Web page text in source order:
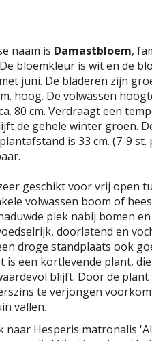
naam is Damastbloem,
bloemkleur is wit en de
juni. De bladeren zijn
hoog. De volwassen
80 cm. Verdraagt een
de gehele winter groen.
is 33 cm. (7-9 st.
geschikt voor vrij open
volwassen boom of
plek nabij bomen
doorlatend en
droge standplaats ook
is een kortlevende plant,
blijft. Door de
te verjongen
vallen.
naar Hesperis matronalis